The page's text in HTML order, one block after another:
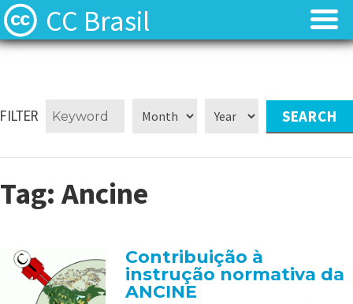
CC Brasil
Contato
Perguntas frequentes (FAQ)
Contato
Perguntas frequentes (FAQ)
FILTER
Tag: Ancine
Contribuição à
instrução normativa da
ANCINE